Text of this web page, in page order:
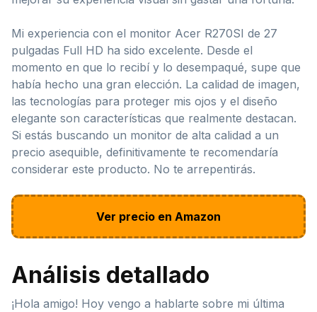
Mi experiencia con el monitor Acer R270SI de 27
pulgadas Full HD ha sido excelente. Desde el
momento en que lo recibí y lo desempaqué, supe que
había hecho una gran elección. La calidad de imagen,
las tecnologías para proteger mis ojos y el diseño
elegante son características que realmente destacan.
Si estás buscando un monitor de alta calidad a un
precio asequible, definitivamente te recomendaría
considerar este producto. No te arrepentirás.
Ver precio en Amazon
Análisis detallado
¡Hola amigo! Hoy vengo a hablarte sobre mi última